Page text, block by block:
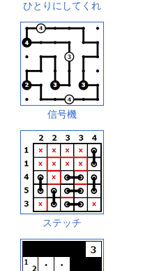
ひとりにしてくれ
信号機
ステッチ